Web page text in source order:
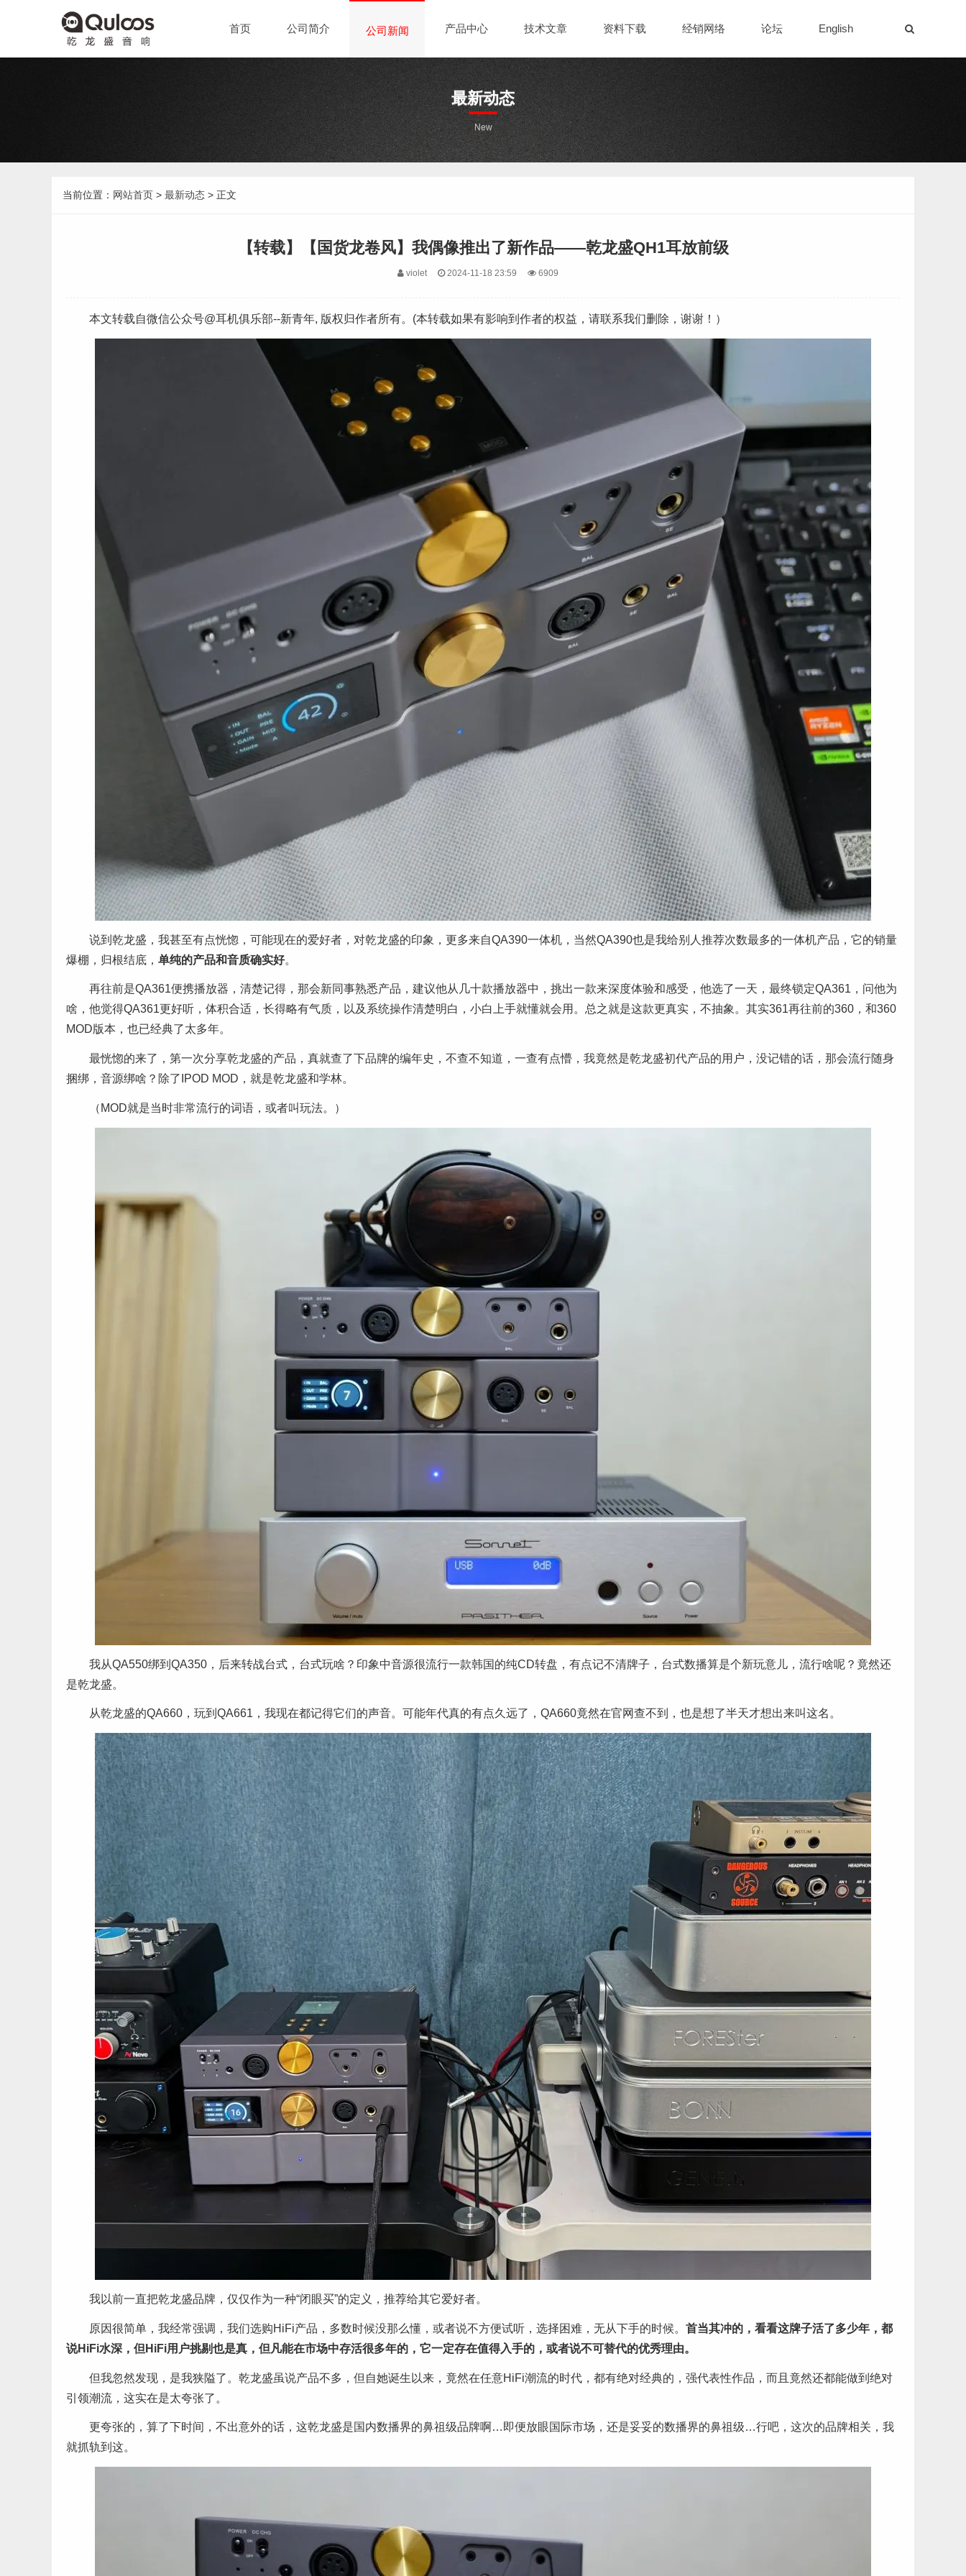
首页 公司简介 公司新闻 产品中心 技术文章 资料下载 经销网络 论坛 English
最新动态
New
当前位置： 网站首页 > 最新动态 > 正文
【转载】【国货龙卷风】我偶像推出了新作品——乾龙盛QH1耳放前级
violet 2024-11-18 23:59 6909
本文转载自微信公众号@耳机俱乐部--新青年, 版权归作者所有。(本转载如果有影响到作者的权益，请联系我们删除，谢谢！）
说到乾龙盛，我甚至有点恍惚，可能现在的爱好者，对乾龙盛的印象，更多来自QA390一体机，当然QA390也是我给别人推荐次数最多的一体机产品，它的销量
爆棚，归根结底， 单纯的产品和音质确实好。
再往前是QA361便携播放器，清楚记得，那会新同事熟悉产品，建议他从几十款播放器中，挑出一款来深度体验和感受，他选了一天，最终锁定QA361，问他为
啥，他觉得QA361更好听，体积合适，长得略有气质，以及系统操作清楚明白，小白上手就懂就会用。总之就是这款更真实，不抽象。其实361再往前的360，和360
MOD版本，也已经典了太多年。
最恍惚的来了，第一次分享乾龙盛的产品，真就查了下品牌的编年史，不查不知道，一查有点懵，我竟然是乾龙盛初代产品的用户，没记错的话，那会流行随身
捆绑，音源绑啥？除了IPOD MOD，就是乾龙盛和学林。
（MOD就是当时非常流行的词语，或者叫玩法。）
我从QA550绑到QA350，后来转战台式，台式玩啥？印象中音源很流行一款韩国的纯CD转盘，有点记不清牌子，台式数播算是个新玩意儿，流行啥呢？竟然还
是乾龙盛。
从乾龙盛的QA660，玩到QA661，我现在都记得它们的声音。可能年代真的有点久远了，QA660竟然在官网查不到，也是想了半天才想出来叫这名。
我以前一直把乾龙盛品牌，仅仅作为一种“闭眼买”的定义，推荐给其它爱好者。
原因很简单，我经常强调，我们选购HiFi产品，多数时候没那么懂，或者说不方便试听，选择困难，无从下手的时候。 首当其冲的，看看这牌子活了多少年，都
说HiFi水深，但HiFi用户挑剔也是真，但凡能在市场中存活很多年的，它一定存在值得入手的，或者说不可替代的优秀理由。
但我忽然发现，是我狭隘了。乾龙盛虽说产品不多，但自她诞生以来，竟然在任意HiFi潮流的时代，都有绝对经典的，强代表性作品，而且竟然还都能做到绝对
引领潮流，这实在是太夸张了。
更夸张的，算了下时间，不出意外的话，这乾龙盛是国内数播界的鼻祖级品牌啊…即便放眼国际市场，还是妥妥的数播界的鼻祖级…行吧，这次的品牌相关，我
就抓轨到这。